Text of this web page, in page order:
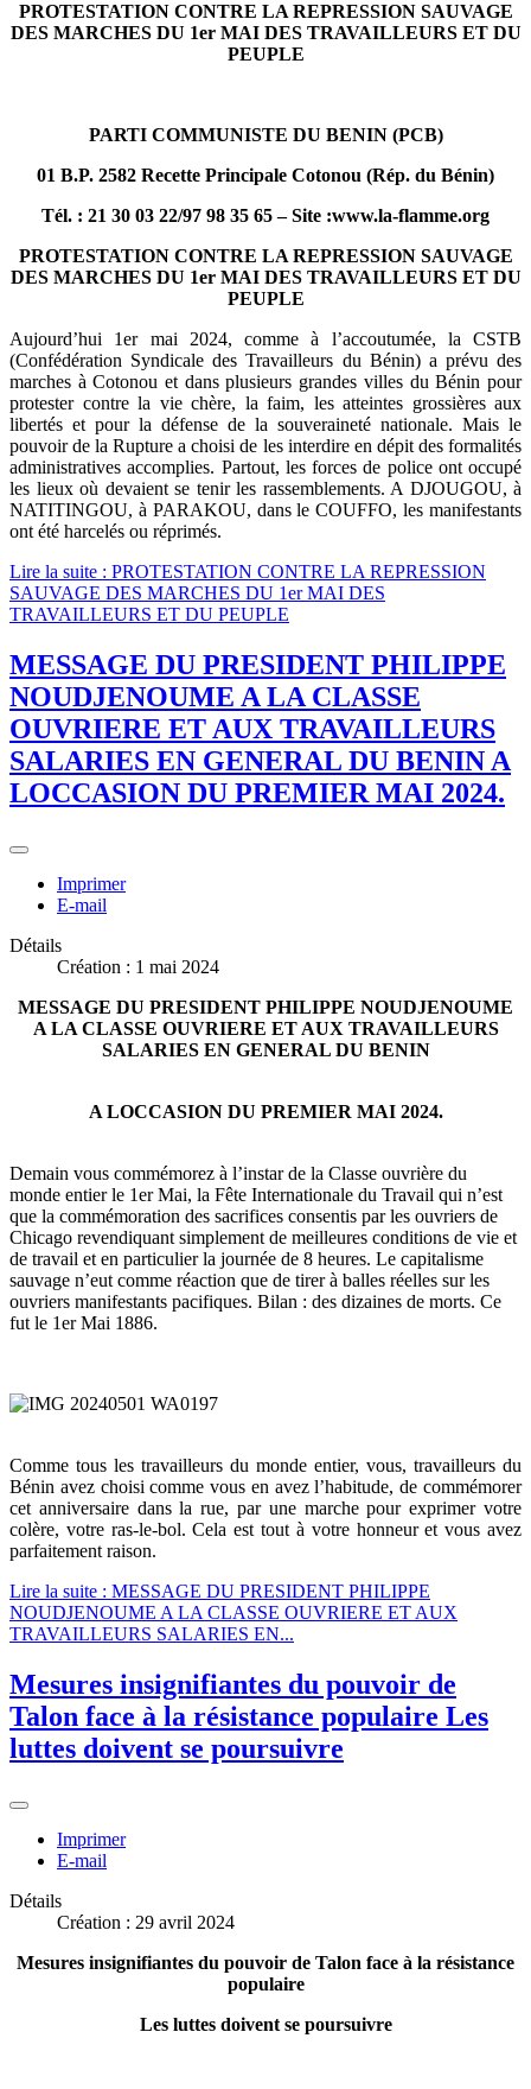
PROTESTATION CONTRE LA REPRESSION SAUVAGE
DES MARCHES DU 1er MAI DES TRAVAILLEURS ET DU
PEUPLE
PARTI COMMUNISTE DU BENIN (PCB)
01 B.P. 2582 Recette Principale Cotonou (Rép. du Bénin)
Tél. : 21 30 03 22/97 98 35 65 – Site :www.la-flamme.org
PROTESTATION CONTRE LA REPRESSION SAUVAGE
DES MARCHES DU 1er MAI DES TRAVAILLEURS ET DU
PEUPLE
Aujourd’hui 1er mai 2024, comme à l’accoutumée, la CSTB
(Confédération Syndicale des Travailleurs du Bénin) a prévu des
marches à Cotonou et dans plusieurs grandes villes du Bénin pour
protester contre la vie chère, la faim, les atteintes grossières aux
libertés et pour la défense de la souveraineté nationale. Mais le
pouvoir de la Rupture a choisi de les interdire en dépit des formalités
administratives accomplies. Partout, les forces de police ont occupé
les lieux où devaient se tenir les rassemblements. A DJOUGOU, à
NATITINGOU, à PARAKOU, dans le COUFFO, les manifestants
ont été harcelés ou réprimés.
Lire la suite : PROTESTATION CONTRE LA REPRESSION
SAUVAGE DES MARCHES DU 1er MAI DES
TRAVAILLEURS ET DU PEUPLE
MESSAGE DU PRESIDENT PHILIPPE
NOUDJENOUME A LA CLASSE
OUVRIERE ET AUX TRAVAILLEURS
SALARIES EN GENERAL DU BENIN A
LOCCASION DU PREMIER MAI 2024.
Imprimer
E-mail
Détails
Création : 1 mai 2024
MESSAGE DU PRESIDENT PHILIPPE NOUDJENOUME
A LA CLASSE OUVRIERE ET AUX TRAVAILLEURS
SALARIES EN GENERAL DU BENIN
A LOCCASION DU PREMIER MAI 2024.
Demain vous commémorez à l’instar de la Classe ouvrière du
monde entier le 1er Mai, la Fête Internationale du Travail qui n’est
que la commémoration des sacrifices consentis par les ouvriers de
Chicago revendiquant simplement de meilleures conditions de vie et
de travail et en particulier la journée de 8 heures. Le capitalisme
sauvage n’eut comme réaction que de tirer à balles réelles sur les
ouvriers manifestants pacifiques. Bilan : des dizaines de morts. Ce
fut le 1er Mai 1886.
Comme tous les travailleurs du monde entier, vous, travailleurs du
Bénin avez choisi comme vous en avez l’habitude, de commémorer
cet anniversaire dans la rue, par une marche pour exprimer votre
colère, votre ras-le-bol. Cela est tout à votre honneur et vous avez
parfaitement raison.
Lire la suite : MESSAGE DU PRESIDENT PHILIPPE
NOUDJENOUME A LA CLASSE OUVRIERE ET AUX
TRAVAILLEURS SALARIES EN...
Mesures insignifiantes du pouvoir de
Talon face à la résistance populaire Les
luttes doivent se poursuivre
Imprimer
E-mail
Détails
Création : 29 avril 2024
Mesures insignifiantes du pouvoir de Talon face à la résistance
populaire
Les luttes doivent se poursuivre